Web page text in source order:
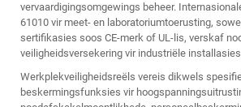
vervaardigingsomgewings beheer.
61010 vir meet- en laboratoriumtoerusting,
sertifikasies soos CE-merk of UL-lis, verskaf
veiligheidsversekering vir industriële
Werkplekveiligheidsreëls vereis dikwels
beskermingsfunksies vir